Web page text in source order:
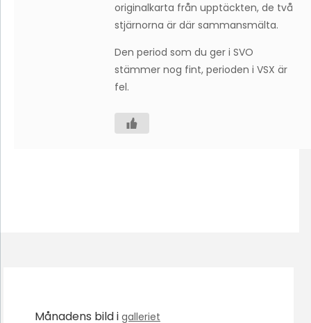
originalkarta från upptäckten, de två
stjärnorna är där sammansmälta.
Den period som du ger i SVO
stämmer nog fint, perioden i VSX är
fel.
Månadens bild i galleriet